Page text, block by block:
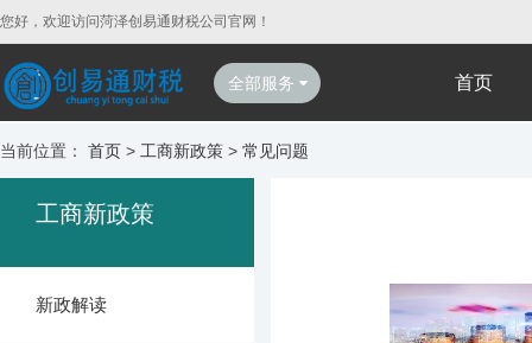
您好，欢迎访问菏泽创易通财税公司官网！
全部服务 首页
当前位置： 首页 > 工商新政策 > 常见问题
工商新政策
新政解读